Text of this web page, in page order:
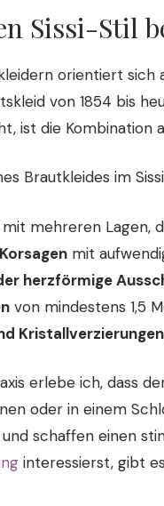
Sissi-Stil
orientiert sich
von 1854 bis
ist die Kombination
Brautkleides im
mit mehreren Lagen,
mit
herzförmige
von mindestens 1,5
Kristallverzierungen
erlebe ich, dass
oder in einem
schaffen einen
interessierst, gibt